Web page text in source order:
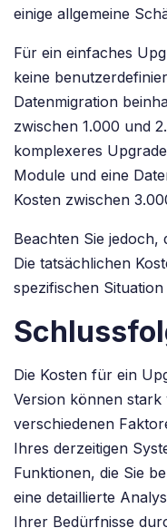
einige allgemeine
Für ein einfaches
keine
Datenmigration
zwischen 1.000 und
komplexeres
Module und eine
Kosten zwischen
Beachten Sie jedoch,
Die tatsächlichen
spezifischen
Die Kosten für ein
Version können
verschiedenen
Ihres derzeitigen
Funktionen, die Sie
eine detaillierte
Ihrer Bedürfnisse